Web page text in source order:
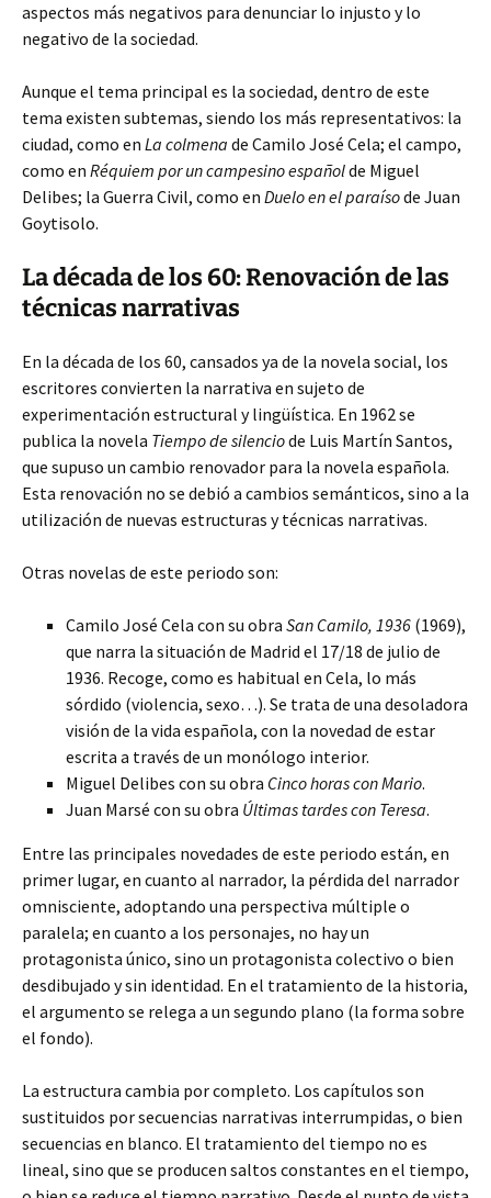
aspectos más negativos para denunciar lo injusto y lo
negativo de la sociedad.
Aunque el tema principal es la sociedad, dentro de este
tema existen subtemas, siendo los más representativos: la
ciudad, como en La colmena de Camilo José Cela; el campo,
como en Réquiem por un campesino españolde Miguel
Delibes; la Guerra Civil, como en Duelo en el paraísode Juan
Goytisolo.
La década de los 60: Renovación de las
técnicas narrativas
En la década de los 60, cansados ya de la novela social, los
escritores convierten la narrativa en sujeto de
experimentación estructural y lingüística. En 1962 se
publica la novela Tiempo de silenciode Luis Martín Santos,
que supuso un cambio renovador para la novela española.
Esta renovación no se debió a cambios semánticos, sino a la
utilización de nuevas estructuras y técnicas narrativas.
Otras novelas de este periodo son:
Camilo José Cela con su obra San Camilo, 1936 (1969),
que narra la situación de Madrid el 17/18 de julio de
1936. Recoge, como es habitual en Cela, lo más
sórdido (violencia, sexo…). Se trata de una desoladora
visión de la vida española, con la novedad de estar
escrita a través de un monólogo interior.
Miguel Delibes con su obra Cinco horas con Mario.
Juan Marsé con su obra Últimas tardes con Teresa.
Entre las principales novedades de este periodo están, en
primer lugar, en cuanto al narrador, la pérdida del narrador
omnisciente, adoptando una perspectiva múltiple o
paralela; en cuanto a los personajes, no hay un
protagonista único, sino un protagonista colectivo o bien
desdibujado y sin identidad. En el tratamiento de la historia,
el argumento se relega a un segundo plano (la forma sobre
el fondo).
La estructura cambia por completo. Los capítulos son
sustituidos por secuencias narrativas interrumpidas, o bien
secuencias en blanco. El tratamiento del tiempo no es
lineal, sino que se producen saltos constantes en el tiempo,